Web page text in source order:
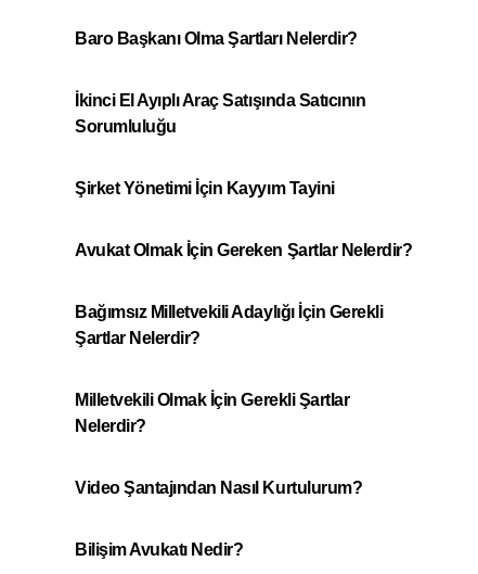
Baro Başkanı Olma Şartları Nelerdir?
İkinci El Ayıplı Araç Satışında Satıcının
Sorumluluğu
Şirket Yönetimi İçin Kayyım Tayini
Avukat Olmak İçin Gereken Şartlar Nelerdir?
Bağımsız Milletvekili Adaylığı İçin Gerekli
Şartlar Nelerdir?
Milletvekili Olmak İçin Gerekli Şartlar
Nelerdir?
Video Şantajından Nasıl Kurtulurum?
Bilişim Avukatı Nedir?